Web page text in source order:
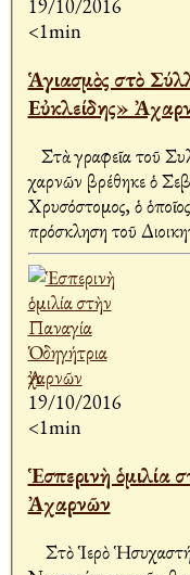
19/10/2016
<1min
Ἁγιασμὸς στὸ
Εὐκλείδης»
Στὰ γραφεῖα τοῦ
Ἀχαρνῶν βρέθηκε ὁ
Χρυσόστομος, ὁ
πρόσκληση τοῦ
19/10/2016
<1min
Ἑσπερινὴ
Ἀχαρνῶν
Στὸ Ἱερὸ